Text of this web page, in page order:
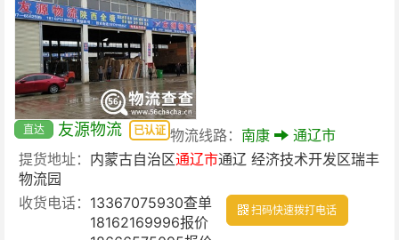
直达 友源物流 已认证 物流线路： 南康
通辽市
提货地址： 内蒙古自治区通辽市通辽 经济技术开发区瑞丰
物流园
收货电话： 13367075930查单
18162169996报价
扫码快速拨打电话